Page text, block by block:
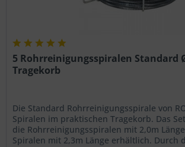
5 Rohrreinigungsspiralen Standard
Tragekorb
Die Standard Rohrreinigungsspirale von
Spiralen im praktischen Tragekorb. Das
die Rohrreinigungsspiralen mit 2,0m
Spiralen mit 2,3m Länge erhältlich. Durch